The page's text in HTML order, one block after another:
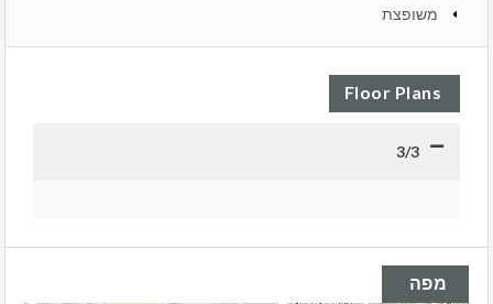
משופצת
Floor Plans
3/3
מפה